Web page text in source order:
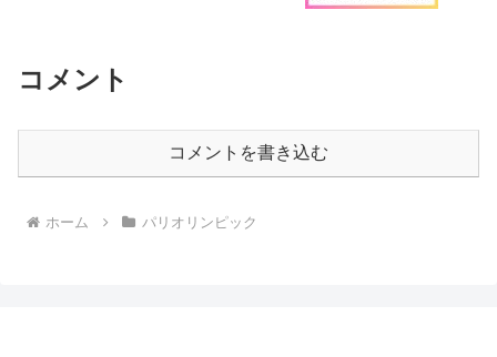
コメント
コメントを書き込む
ホーム パリオリンピック